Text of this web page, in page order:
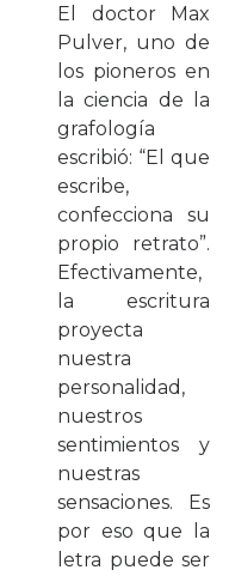
El doctor Max
Pulver, uno de
los pioneros en
la ciencia de la
grafología
escribió: “El que
escribe,
confecciona su
propio retrato”.
Efectivamente,
la escritura
proyecta
nuestra
personalidad,
nuestros
sentimientos y
nuestras
sensaciones. Es
por eso que la
letra puede ser